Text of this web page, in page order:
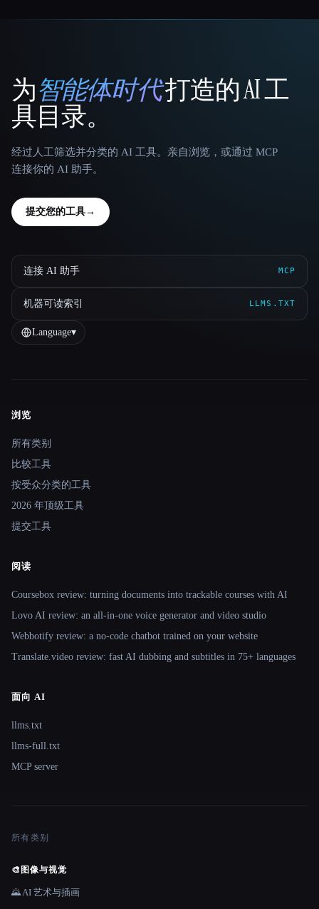
That AI Collection
为智能体时代打造的 AI 工
具目录。
经过人工筛选并分类的 AI 工具。亲自浏览，或通过 MCP
连接你的 AI 助手。
提交您的工具→
连接 AI 助手 MCP
机器可读索引 LLMS.TXT
Language▾
Site navigation
浏览
所有类别
比较工具
按受众分类的工具
2026 年顶级工具
提交工具
阅读
Coursebox review: turning documents into trackable courses with AI
Lovo AI review: an all-in-one voice generator and video studio
Webbotify review: a no-code chatbot trained on your website
Translate.video review: fast AI dubbing and subtitles in 75+ languages
面向 AI
llms.txt
llms-full.txt
MCP server
所有类别
🎨 图像与视觉
🌄 AI 艺术与插画